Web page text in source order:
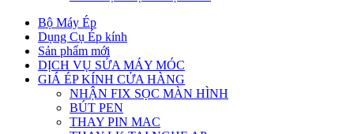
Bộ Máy Ép
Dụng Cụ Ép kính
Sản phẩm mới
DỊCH VỤ SỬA MÁY MÓC
GIÁ ÉP KÍNH CỬA HÀNG
NHẬN FIX SỌC MÀN HÌNH
BÚT PEN
THAY PIN MAC